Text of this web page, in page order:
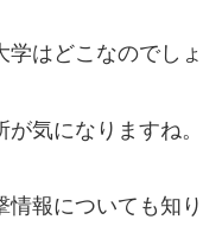
学はどこなのでし
気になりますね。
情報についても知